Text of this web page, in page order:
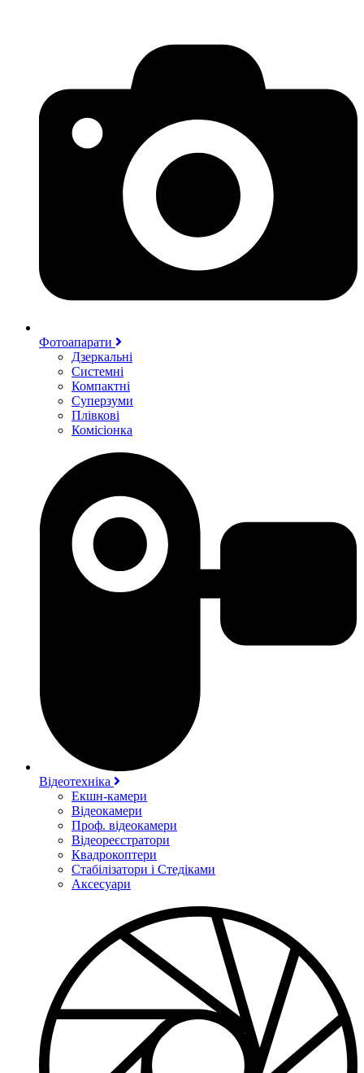
Фотоапарати
Дзеркальні
Системні
Компактні
Суперзуми
Плівкові
Комісіонка
Відеотехніка
Екшн-камери
Відеокамери
Проф. відеокамери
Відеореєстратори
Квадрокоптери
Стабілізатори і Стедіками
Аксесуари